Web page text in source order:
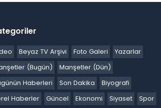
Beyaz TV Arşivi Foto Galeri
Yazarlar
(Bugün)
Manşetler (Dün)
Haberleri
Son Dakika
Biyografi
Haberler
Güncel Ekonomi Siyaset
Spor